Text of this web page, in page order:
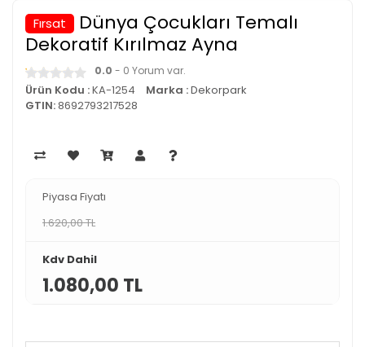
Fırsat
Dünya Çocukları Temalı
Dekoratif Kırılmaz Ayna
0.0 - 0 Yorum var.
Ürün Kodu :KA-1254 Marka :Dekorpark
GTIN:8692793217528
Piyasa Fiyatı
1.620,00 TL
Kdv Dahil
1.080,00 TL